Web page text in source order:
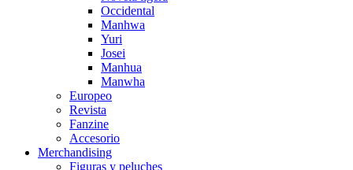
Occidental
Manhwa
Yuri
Josei
Manhua
Manwha
Europeo
Revista
Fanzine
Accesorio
Merchandising
Figuras y peluches